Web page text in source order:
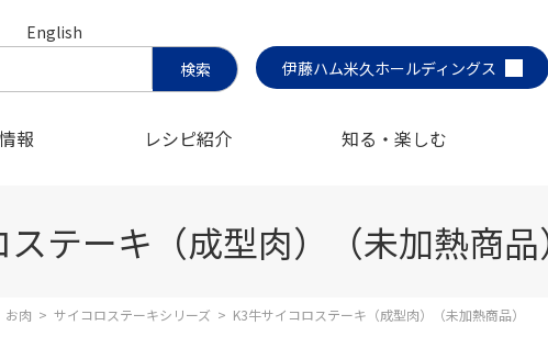
English
伊藤ハム米久ホールディングス
報 レシピ紹介 知る・楽しむ
テーキ（成型肉）（未加熱商品
お肉 > サイコロステーキシリーズ > K3牛サイコロステーキ（成型肉）（未加熱商品）